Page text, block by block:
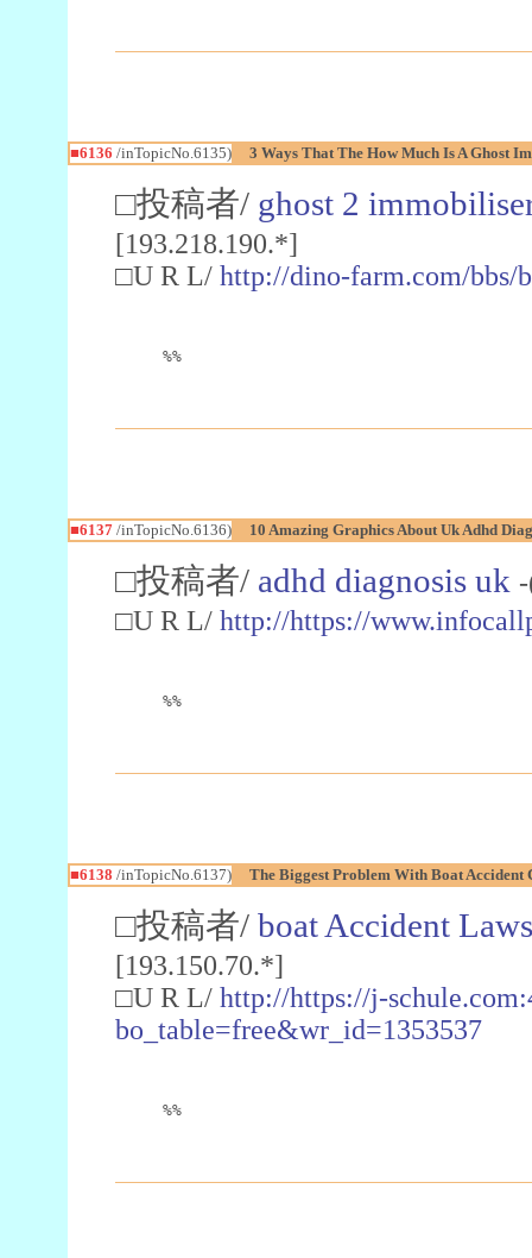
■6136 /inTopicNo.6135) 3 Ways That The How Much Is A Ghost
□投稿者/ ghost 2
[193.218.190.*]
□U R L/ http://dino-farm.com/bbs/
%%
■6137/inTopicNo.6136) 10 Amazing Graphics About Uk Adhd
□投稿者/ adhd diagnosis uk
□U R L/ http://https://
%%
■6138 /inTopicNo.6137) The Biggest Problem With Boat Accident
□投稿者/ boat Accident
[193.150.70.*]
□U R L/ http://https://j-
bo_table=free&wr_id=1353537
%%